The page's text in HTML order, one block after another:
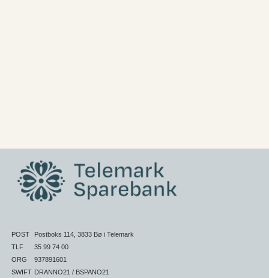
POST
Postboks 114, 3833 Bø i Telemark
TLF
35 99 74 00
ORG
937891601
SWIFT DRANNO21 / BSPANO21